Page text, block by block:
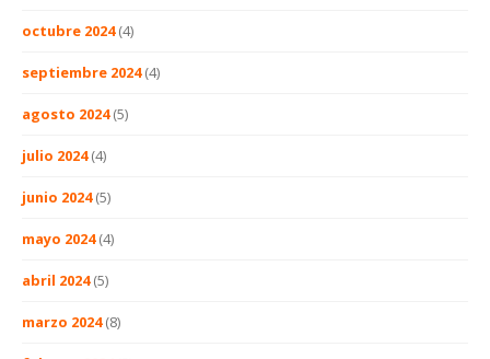
octubre 2024(4)
septiembre 2024(4)
agosto 2024(5)
julio 2024(4)
junio 2024(5)
mayo 2024(4)
abril 2024(5)
marzo 2024(8)